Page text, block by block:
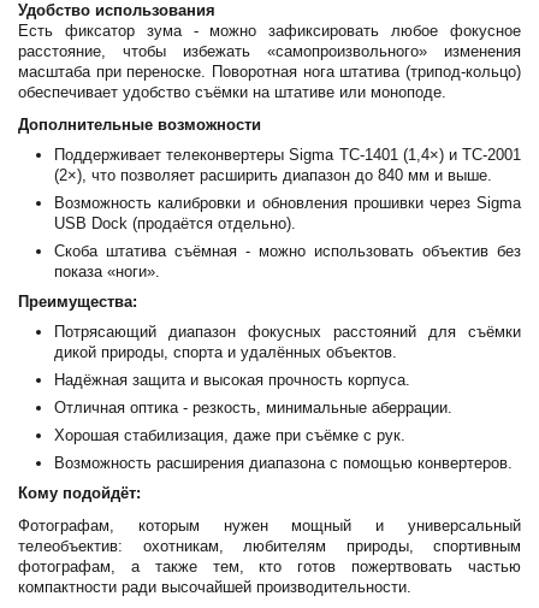
Удобство использования
Есть фиксатор зума - можно зафиксировать любое фокусное
расстояние, чтобы избежать «самопроизвольного» изменения
масштаба при переноске. Поворотная нога штатива (трипод-кольцо)
обеспечивает удобство съёмки на штативе или моноподе.
Дополнительные возможности
Поддерживает телеконвертеры Sigma TC-1401 (1,4×) и TC-2001
(2×), что позволяет расширить диапазон до 840 мм и выше.
Возможность калибровки и обновления прошивки через Sigma
USB Dock (продаётся отдельно).
Скоба штатива съёмная - можно использовать объектив без
показа «ноги».
Преимущества:
Потрясающий диапазон фокусных расстояний для съёмки
дикой природы, спорта и удалённых объектов.
Надёжная защита и высокая прочность корпуса.
Отличная оптика - резкость, минимальные аберрации.
Хорошая стабилизация, даже при съёмке с рук.
Возможность расширения диапазона с помощью конвертеров.
Кому подойдёт:
Фотографам, которым нужен мощный и универсальный
телеобъектив: охотникам, любителям природы, спортивным
фотографам, а также тем, кто готов пожертвовать частью
компактности ради высочайшей производительности.